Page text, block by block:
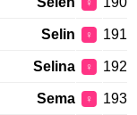
♀
191
♀
Selin
192
♀
Selina
193
♀
Sema